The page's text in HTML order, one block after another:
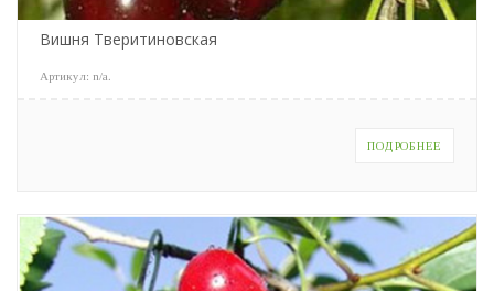
Вишня Тверитиновская
Артикул: n/a
ПОДРОБНЕЕ